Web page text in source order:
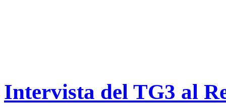
Intervista del TG3 al